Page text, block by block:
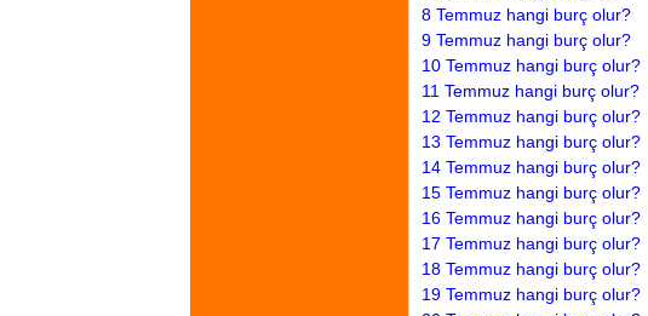
8 Temmuz hangi burç olur?
9 Temmuz hangi burç olur?
10 Temmuz hangi burç olur?
11 Temmuz hangi burç olur?
12 Temmuz hangi burç olur?
13 Temmuz hangi burç olur?
14 Temmuz hangi burç olur?
15 Temmuz hangi burç olur?
16 Temmuz hangi burç olur?
17 Temmuz hangi burç olur?
18 Temmuz hangi burç olur?
19 Temmuz hangi burç olur?